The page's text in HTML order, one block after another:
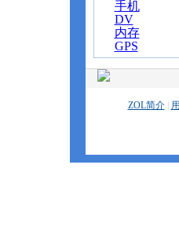
手机
DV
内存
GPS
ZOL简介|